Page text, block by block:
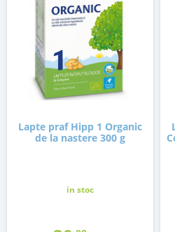
Lapte praf Hipp 1 Organic
de la nastere 300 g
in stoc